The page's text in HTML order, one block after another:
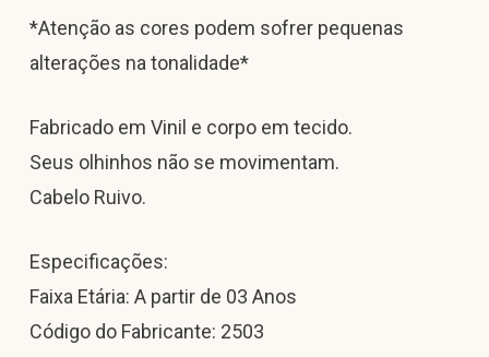
*Atenção as cores podem sofrer pequenas
alterações na tonalidade*
Fabricado em Vinil e corpo em tecido.
Seus olhinhos não se movimentam.
Cabelo Ruivo.
Especificações:
Faixa Etária: A partir de 03 Anos
Código do Fabricante: 2503